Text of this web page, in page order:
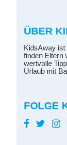
ÜBER
KidsAway
finden Eltern
wertvolle
Urlaub mit
FOLGE